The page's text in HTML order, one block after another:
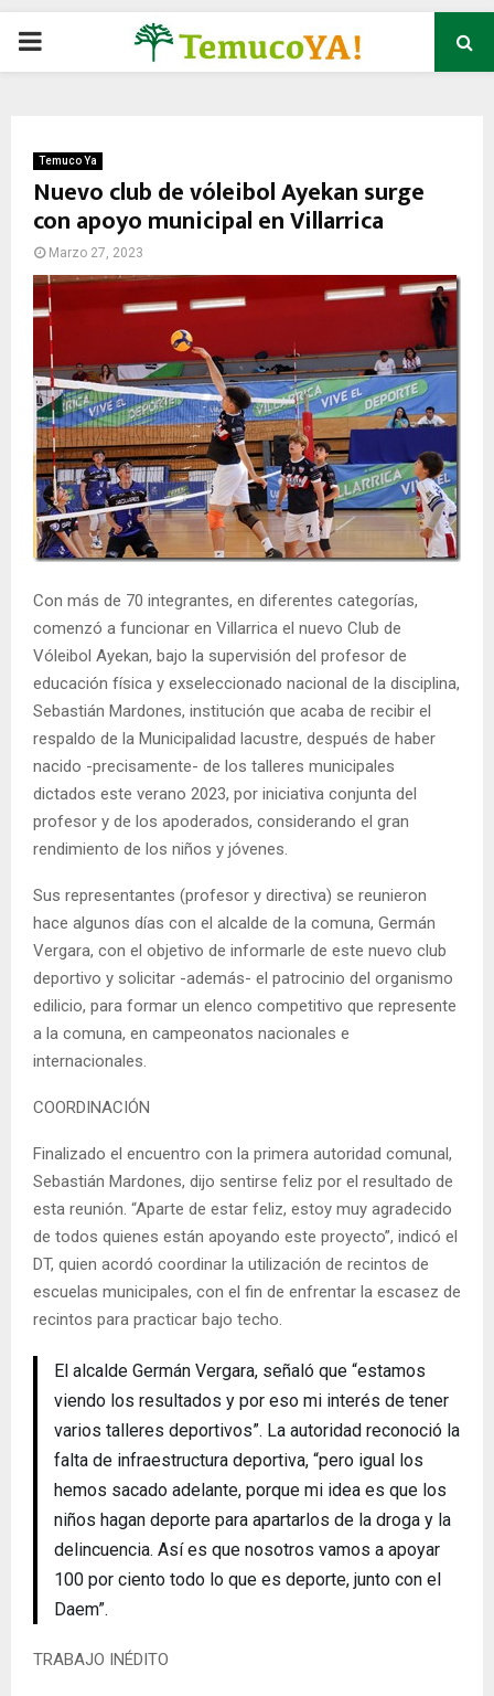
P
M
A
M
U
Temuco Ya
Nuevo club de vóleibol Ayekan surge
con apoyo municipal en Villarrica
Marzo 27, 2023
Con más de 70 integrantes, en diferentes categorías,
comenzó a funcionar en Villarrica el nuevo Club de
Vóleibol Ayekan, bajo la supervisión del profesor de
educación física y exseleccionado nacional de la disciplina,
Sebastián Mardones, institución que acaba de recibir el
respaldo de la Municipalidad lacustre, después de haber
nacido -precisamente- de los talleres municipales
dictados este verano 2023, por iniciativa conjunta del
profesor y de los apoderados, considerando el gran
rendimiento de los niños y jóvenes.
Sus representantes (profesor y directiva) se reunieron
hace algunos días con el alcalde de la comuna, Germán
Vergara, con el objetivo de informarle de este nuevo club
deportivo y solicitar -además- el patrocinio del organismo
edilicio, para formar un elenco competitivo que represente
a la comuna, en campeonatos nacionales e
internacionales.
COORDINACIÓN
Finalizado el encuentro con la primera autoridad comunal,
Sebastián Mardones, dijo sentirse feliz por el resultado de
esta reunión. “Aparte de estar feliz, estoy muy agradecido
de todos quienes están apoyando este proyecto”, indicó el
DT, quien acordó coordinar la utilización de recintos de
escuelas municipales, con el fin de enfrentar la escasez de
recintos para practicar bajo techo.
El alcalde Germán Vergara, señaló que “estamos
viendo los resultados y por eso mi interés de tener
varios talleres deportivos”. La autoridad reconoció la
falta de infraestructura deportiva, “pero igual los
hemos sacado adelante, porque mi idea es que los
niños hagan deporte para apartarlos de la droga y la
delincuencia. Así es que nosotros vamos a apoyar
100 por ciento todo lo que es deporte, junto con el
Daem”.
TRABAJO INÉDITO